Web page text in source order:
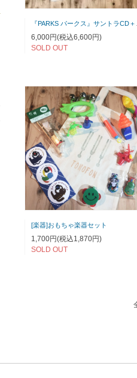
6,000円(税込6,600円)
SOLD OUT
[楽器]おもちゃ楽器セット
1,700円(税込1,870円)
SOLD OUT